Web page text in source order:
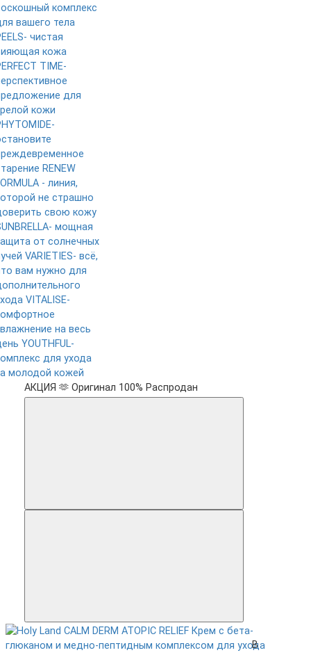
комплекс
вашего тела
чистая
кожа
TIME-
для
кожи
RENEW
- линия,
не страшно
свою кожу
мощная
от солнечных
VARIETIES- всё,
вам нужно для
VITALISE-
на весь
YOUTHFUL-
для ухода
молодой кожей
АКЦИЯ 🫶 Оригинал 100% Распродан
В